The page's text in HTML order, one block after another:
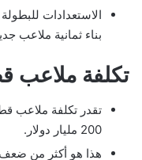
الاستعدادات
بناء ثمانية ملاعب
تكلفة ملاعب قطر
200 مليار دولار.
هذا هو أكثر من ضعف التقدير